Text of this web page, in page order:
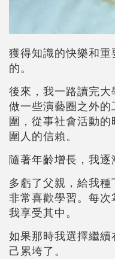
獲得知識的快樂和
的。
後來，我一路讀完
做一些演藝圈之外
圍，從事社會活動
圍人的信賴。
隨著年齡增長，我逐
多虧了父親，給我
非常喜歡學習。每
我享受其中。
如果那時我選擇繼
己累垮了。